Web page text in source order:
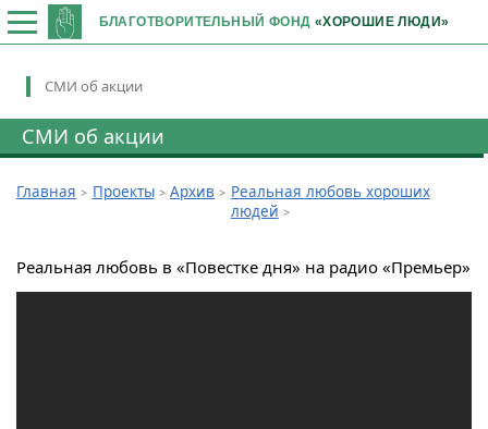
БЛАГОТВОРИТЕЛЬНЫЙ ФОНД «ХОРОШИЕ ЛЮДИ»
СМИ об акции
СМИ об акции
Главная Проекты Архив
Реальная любовь хороших
людей
Реальная любовь в «Повестке дня» на радио «Премьер»